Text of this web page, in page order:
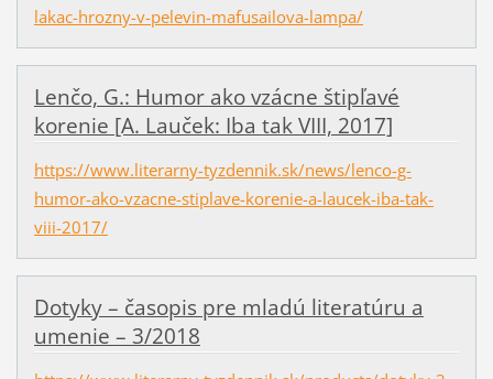
lakac-hrozny-v-pelevin-mafusailova-lampa/
Lenčo, G.: Humor ako vzácne štipľavé
korenie [A. Lauček: Iba tak VIII, 2017]
https://www.literarny-tyzdennik.sk/news/lenco-g-
humor-ako-vzacne-stiplave-korenie-a-laucek-iba-tak-
viii-2017/
Dotyky – časopis pre mladú literatúru a
umenie – 3/2018